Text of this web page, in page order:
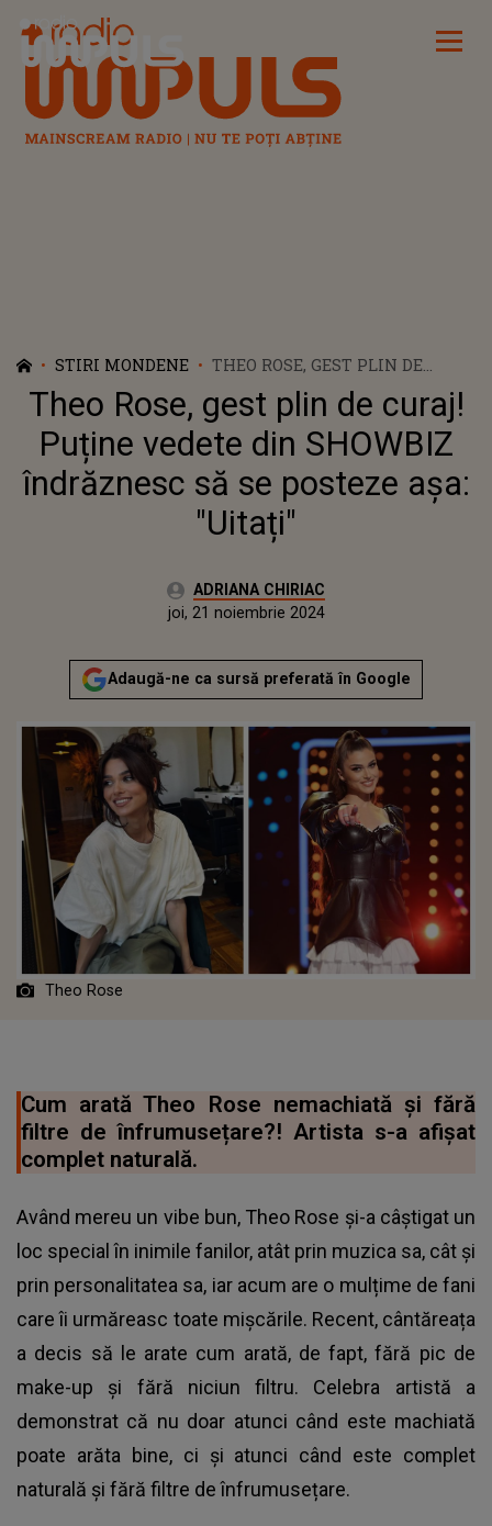
Radio Impuls
STIRI MONDENE
THEO ROSE, GEST PLIN DE
CURAJ! PUȚINE VEDETE DIN
SHOWBIZ ÎNDRĂZNESC SĂ SE
POSTEZE AȘA: "UITAȚI"
Theo Rose, gest plin de curaj!
Puține vedete din SHOWBIZ
îndrăznesc să se posteze așa:
"Uitați"
Autor:ADRIANA CHIRIAC
joi, 21 noiembrie 2024Actualizat:
joi, 21 noiembrie 2024
Adaugă-ne ca sursă preferată în Google
Theo Rose
Cum arată Theo Rose nemachiată și fără
filtre de înfrumusețare?! Artista s-a afișat
complet naturală.
Având mereu un vibe bun, Theo Rose și-a câștigat un
loc special în inimile fanilor, atât prin muzica sa, cât și
prin personalitatea sa, iar acum are o mulțime de fani
care îi urmăreasc toate mișcările. Recent, cântăreața
a decis să le arate cum arată, de fapt, fără pic de
make-up și fără niciun filtru. Celebra artistă a
demonstrat că nu doar atunci când este machiată
poate arăta bine, ci și atunci când este complet
naturală și fără filtre de înfrumusețare.